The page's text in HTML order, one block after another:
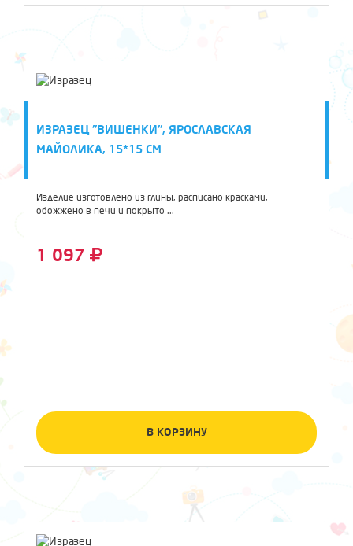
ИЗРАЗЕЦ "ВИШЕНКИ", ЯРОСЛАВСКАЯ
МАЙОЛИКА, 15*15 СМ
Изделие изготовлено из глины, расписано красками,
обожжено в печи и покрыто ...
1 097
В КОРЗИНУ